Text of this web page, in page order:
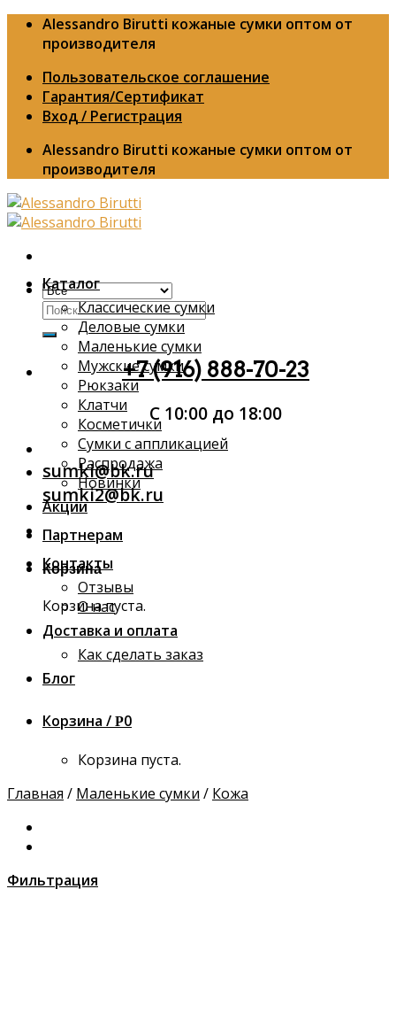
Skip Alessandro Birutti кожаные сумки оптом от
производителя
Пользовательское соглашение
Гарантия/Сертификат
Вход / Регистрация
Alessandro Birutti кожаные сумки оптом от
производителя
Искать:
+7 (916) 888-70-23
С 10:00 до 18:00
sumki@bk.ru
sumki2@bk.ru
Корзина
Корзина пуста.
Каталог
Классические сумки
Деловые сумки
Маленькие сумки
Мужские сумки
Рюкзаки
Клатчи
Косметички
Сумки с аппликацией
Распродажа
Новинки
Акции
Партнерам
Контакты
Отзывы
О нас
Доставка и оплата
Как сделать заказ
Блог
Корзина / Р0
Корзина пуста.
Главная / Маленькие сумки / Кожа
Фильтрация